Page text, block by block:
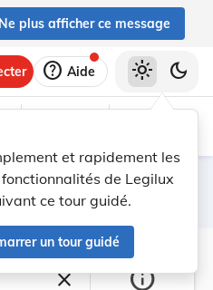
Ne plus afficher ce message
help Aide
et rapidement les
de Legilux
ce tour guidé.
un tour guidé
light_mode dark_mode
Filtres
closeFermer la barre
info